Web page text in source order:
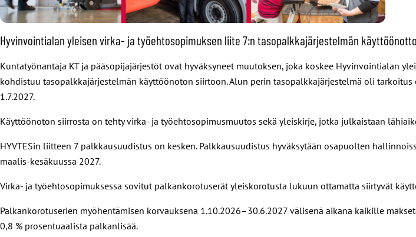
Hyvinvointialan yleisen virka- ja työehtosopimuksen liite 7:n tasopalkkajärjestelmän
Kuntatyönantaja KT ja pääsopijajärjestöt ovat hyväksyneet muutoksen, joka koskee Hyvinvointialan
kohdistuu tasopalkkajärjestelmän käyttöönoton siirtoon. Alun perin tasopalkkajärjestelmä oli
1.7.2027.
Käyttöönoton siirrosta on tehty virka- ja työehtosopimusmuutos sekä yleiskirje, jotka julkaistaan
HYVTESin liitteen 7 palkkausuudistus on kesken. Palkkausuudistus hyväksytään osapuolten
maalis-kesäkuussa 2027.
Virka- ja työehtosopimuksessa sovitut palkankorotuserät yleiskorotusta lukuun ottamatta siirtyvät
Palkankorotuserien myöhentämisen korvauksena 1.10.2026–30.6.2027 välisenä aikana kaikille
0,8 % prosentuaalista palkanlisää.